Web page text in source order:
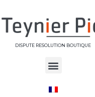
DISPUTE RESOLUTION BOUTIQUE